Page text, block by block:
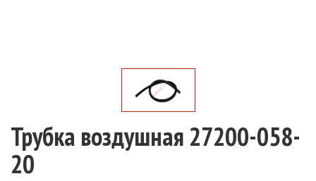
Трубка воздушная 27200-058-
20